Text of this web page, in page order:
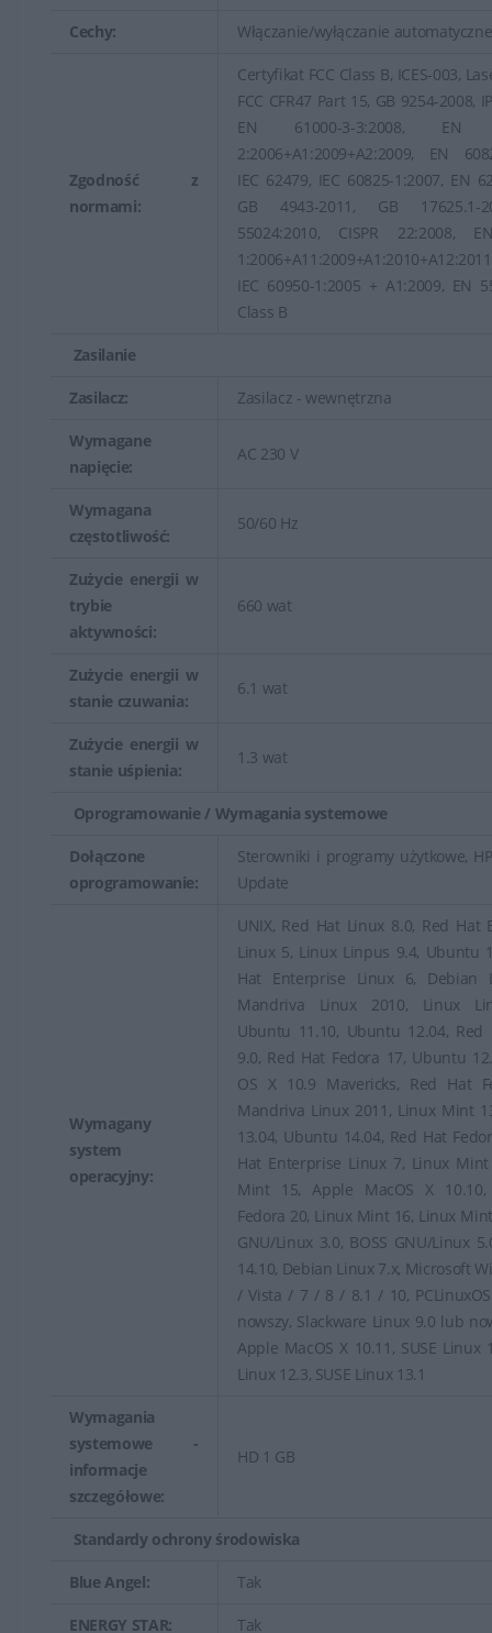
Cechy: Włączanie/wyłączanie automatyczne
Zgodność z
normami:
Certyfikat FCC Class B, ICES-003,
FCC CFR47 Part 15, GB 9254-2008,
EN 61000-3-3:2008, EN
2:2006+A1:2009+A2:2009, EN
IEC 62479, IEC 60825-1:2007, EN
GB 4943-2011, GB 17625.1-
55024:2010, CISPR 22:2008,
IEC 60950-1:2005 + A1:2009, EN
Class B
Zasilanie
Zasilacz: Zasilacz - wewnętrzna
Wymagane
napięcie:
AC 230 V
Wymagana
częstotliwość:
50/60 Hz
Zużycie energii w
trybie
aktywności:
660 wat
Zużycie energii w
stanie czuwania:
6.1 wat
Zużycie energii w
stanie uśpienia:
1.3 wat
Oprogramowanie / Wymagania systemowe
Dołączone
oprogramowanie:
Sterowniki i programy użytkowe,
Update
Wymagany
system
operacyjny:
UNIX, Red Hat Linux 8.0, Red Hat
Linux 5, Linux Linpus 9.4, Ubuntu
Hat Enterprise Linux 6, Debian
Mandriva Linux 2010, Linux
Ubuntu 11.10, Ubuntu 12.04, Red
9.0, Red Hat Fedora 17, Ubuntu
OS X 10.9 Mavericks, Red Hat
Mandriva Linux 2011, Linux Mint
13.04, Ubuntu 14.04, Red Hat
Hat Enterprise Linux 7, Linux
Mint 15, Apple MacOS X
Fedora 20, Linux Mint 16, Linux
GNU/Linux 3.0, BOSS GNU/Linux
14.10, Debian Linux 7.x, Microsoft
/ Vista / 7 / 8 / 8.1 / 10,
nowszy, Slackware Linux 9.0 lub
Apple MacOS X 10.11, SUSE Linux
Linux 12.3, SUSE Linux 13.1
Wymagania
systemowe -
informacje
szczegółowe:
HD 1 GB
Standardy ochrony środowiska
Blue Angel: Tak
ENERGY STAR: Tak